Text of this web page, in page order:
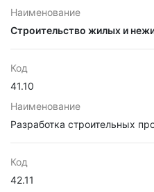
Наименование
Строительство жилых и
Код
41.10
Наименование
Разработка строительных
Код
42.11